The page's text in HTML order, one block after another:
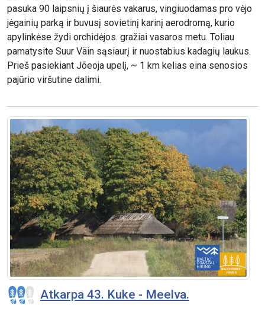
pasuka 90 laipsnių į šiaurės vakarus, vingiuodamas pro vėjo
jėgainių parką ir buvusį sovietinį karinį aerodromą, kurio
apylinkėse žydi orchidėjos. gražiai vasaros metu. Toliau
pamatysite Suur Väin sąsiaurį ir nuostabius kadagių laukus.
Prieš pasiekiant Jõeoja upelį, ~ 1 km kelias eina senosios
pajūrio viršutine dalimi.
Atkarpa 43. Kuke - Meelva.